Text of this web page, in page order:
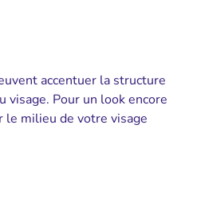
accentuer la structure
Pour un look encore
le milieu de votre visage